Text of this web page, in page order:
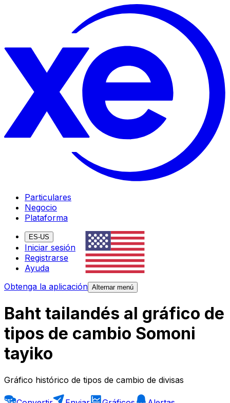
Particulares
Negocio
Plataforma
ES-US
Iniciar sesión
Registrarse
Ayuda
Obtenga la aplicación Alternar menú
Baht tailandés al gráfico de
tipos de cambio Somoni
tayiko
Gráfico histórico de tipos de cambio de divisas